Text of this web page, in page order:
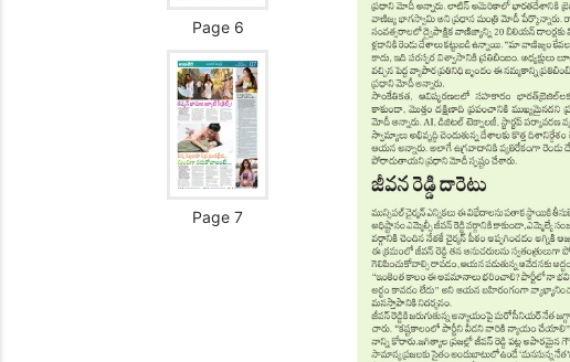
Page 6
Page 7